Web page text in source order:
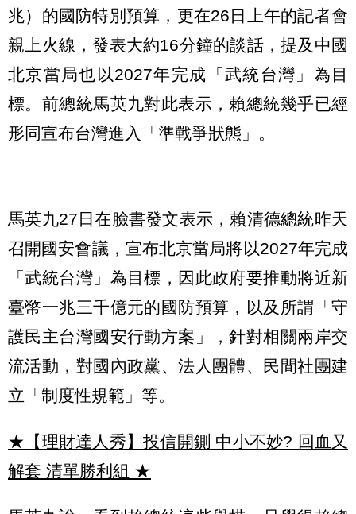
兆）的國防特別預算，更在26日上午的記者會
親上火線，發表大約16分鐘的談話，提及中國
北京當局也以2027年完成「武統台灣」為目
標。前總統馬英九對此表示，賴總統幾乎已經
形同宣布台灣進入「準戰爭狀態」。
馬英九27日在臉書發文表示，賴清德總統昨天
召開國安會議，宣布北京當局將以2027年完成
「武統台灣」為目標，因此政府要推動將近新
臺幣一兆三千億元的國防預算，以及所謂「守
護民主台灣國安行動方案」，針對相關兩岸交
流活動，對國內政黨、法人團體、民間社團建
立「制度性規範」等。
★【理財達人秀】投信開鍘 中小不妙? 回血又
解套 清單勝利組 ★